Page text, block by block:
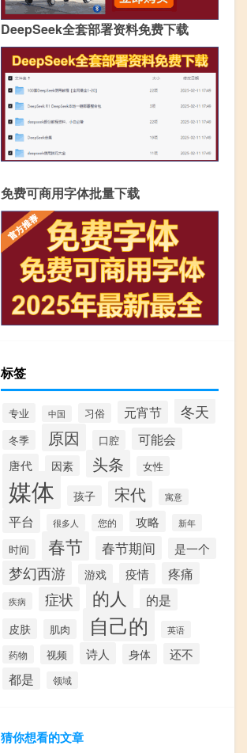
DeepSeek全套部署资料免费下载
免费可商用字体批量下载
标签
专业 中国 习俗 元宵节 冬天
冬季 原因 口腔
可能会
唐代
因素 头条 女性
媒体 孩子 宋代 寓意
平台 很多人 您的 攻略 新年
时间 春节 春节期间 是一个
梦幻西游 游戏 疫情 疼痛
疾病 症状 的人 的是
皮肤 肌肉 自己的 英语
药物 视频 诗人 身体 还不
都是 领域
猜你想看的文章